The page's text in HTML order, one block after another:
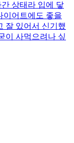
상태라 입에 닿
이어트에도 좋을
잘 있어서 신기했
이 사먹으려나 싶